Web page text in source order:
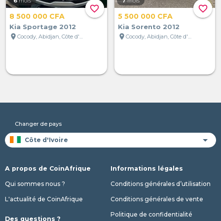
favorite_border
8 500 000 CFA
Kia Sportage 2012
location_on
Cocody, Abidjan, Côte d'Ivoire
favorite_border
5 500 000 CFA
Kia Sorento 2012
location_on
Cocody, Abidjan, Côte d'Ivoire
Changer de pays
A propos de CoinAfrique
Qui sommes nous ?
L'actualité de CoinAfrique
Des questions ?
Informations légales
Conditions générales d’utilisation
Conditions générales de vente
Politique de confidentialité